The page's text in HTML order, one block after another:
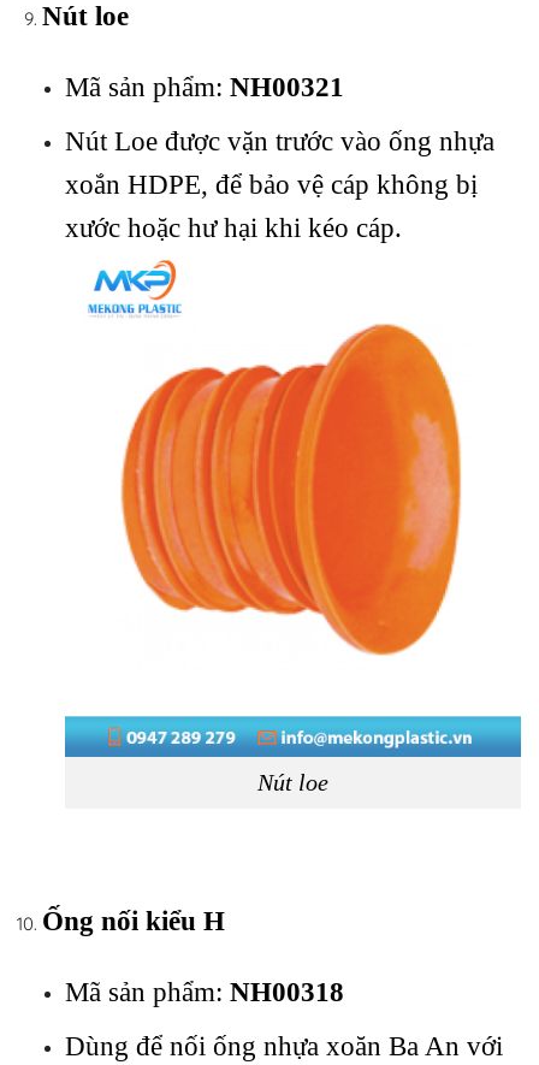
Nút loe
Mã sản phẩm: NH00321
Nút Loe được vặn trước vào ống nhựa
xoắn HDPE, để bảo vệ cáp không bị
xước hoặc hư hại khi kéo cáp.
Nút loe
Ống nối kiểu H
Mã sản phẩm: NH00318
Dùng để nối ống nhựa xoăn Ba An với